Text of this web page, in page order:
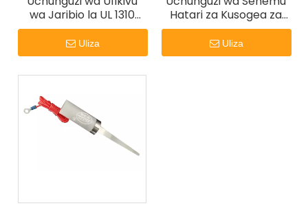
wa Jaribio la UL 1310
S3252
Uliza
Hatari za Kusogea za
Mashine ya Kujaribu ya
UL 1278
Uliza